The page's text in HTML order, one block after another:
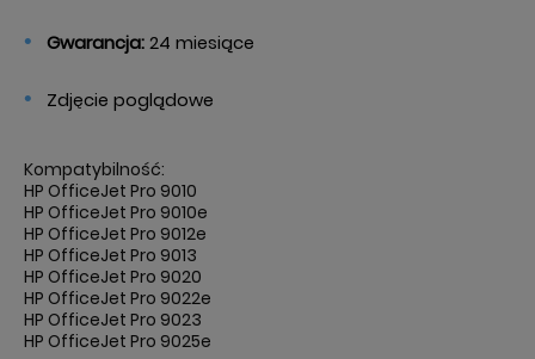
Gwarancja: 24 miesiące
Zdjęcie poglądowe
Kompatybilność:
HP OfficeJet Pro 9010
HP OfficeJet Pro 9010e
HP OfficeJet Pro 9012e
HP OfficeJet Pro 9013
HP OfficeJet Pro 9020
HP OfficeJet Pro 9022e
HP OfficeJet Pro 9023
HP OfficeJet Pro 9025e